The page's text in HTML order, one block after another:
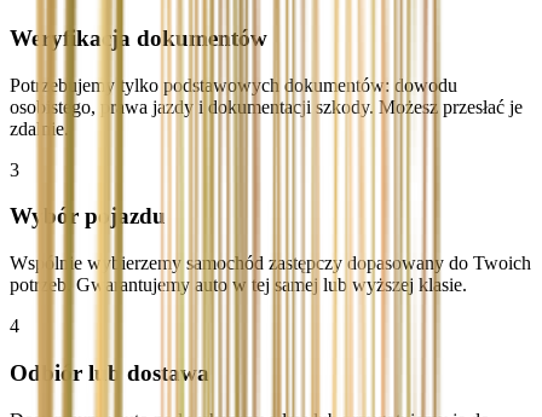
Weryfikacja dokumentów
Potrzebujemy tylko podstawowych dokumentów: dowodu
osobistego, prawa jazdy i dokumentacji szkody. Możesz przesłać je
zdalnie.
3
Wybór pojazdu
Wspólnie wybierzemy samochód zastępczy dopasowany do Twoich
potrzeb. Gwarantujemy auto w tej samej lub wyższej klasie.
4
Odbiór lub dostawa